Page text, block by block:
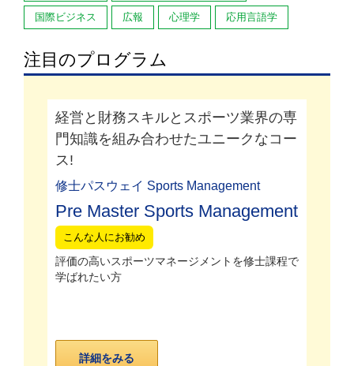
国際ビジネス 広報 心理学 応用言語学
注目のプログラム
経営と財務スキルとスポーツ業界の専
門知識を組み合わせたユニークなコー
ス!
修士パスウェイ Sports Management
Pre Master Sports Management
こんな人にお勧め
評価の高いスポーツマネージメントを修士課程で
学ばれたい方
詳細をみる